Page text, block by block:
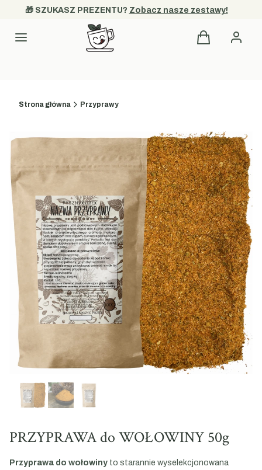
🎁 SZUKASZ PREZENTU? Zobacz nasze zestawy!
Kategorie Produkty w
Strona główna Przyprawy
PRZYPRAWA do WOŁOWINY 50g
Przyprawa do wołowiny to starannie wyselekcjonowana